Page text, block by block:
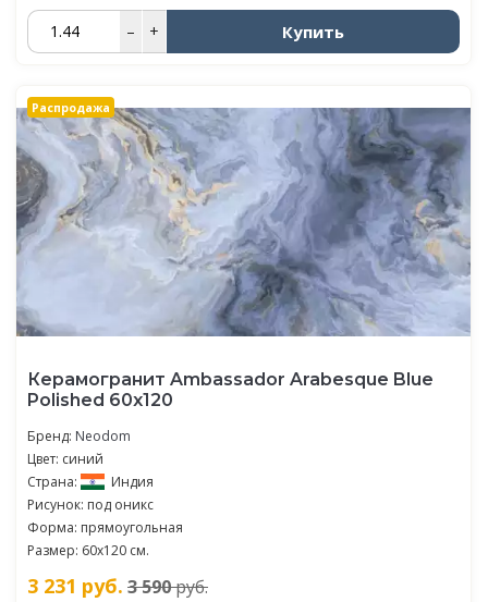
– + Купить
Распродажа
Керамогранит Ambassador Arabesque Blue
Polished 60x120
Бренд: Neodom
Цвет: синий
Страна:
Индия
Рисунок: под оникс
Форма: прямоугольная
Размер: 60x120 см.
3 231 руб. 3 590руб.